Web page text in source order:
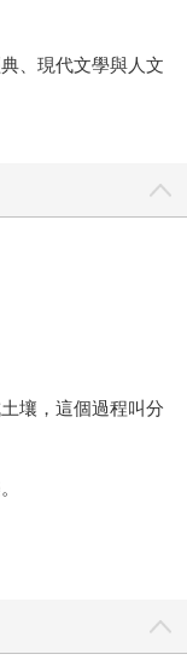
、現代文學與人文
壤，這個過程叫分
。